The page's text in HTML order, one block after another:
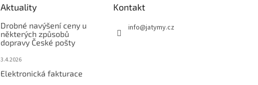
Aktuality
Drobné navýšení ceny u
některých způsobů
dopravy České pošty
3.4.2026
Elektronická fakturace
Kontakt
info@jatymy.cz